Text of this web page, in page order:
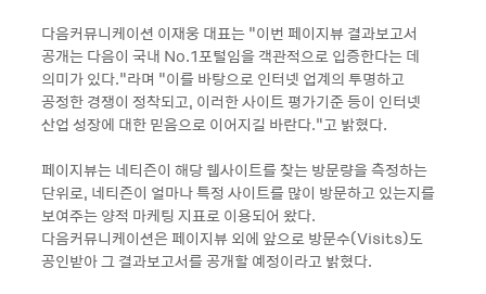
다음커뮤니케이션 이재웅 대표는 “이번 페이지뷰 결과보고서
공개는 다음이 국내 No.1포털임을 객관적으로 입증한다는 데
의미가 있다.”라며 “이를 바탕으로 인터넷 업계의 투명하고
공정한 경쟁이 정착되고, 이러한 사이트 평가기준 등이 인터넷
산업 성장에 대한 믿음으로 이어지길 바란다.”고 밝혔다.
페이지뷰는 네티즌이 해당 웹사이트를 찾는 방문량을 측정하는
단위로, 네티즌이 얼마나 특정 사이트를 많이 방문하고 있는지를
보여주는 양적 마케팅 지표로 이용되어 왔다.
다음커뮤니케이션은 페이지뷰 외에 앞으로 방문수(Visits)도
공인받아 그 결과보고서를 공개할 예정이라고 밝혔다.